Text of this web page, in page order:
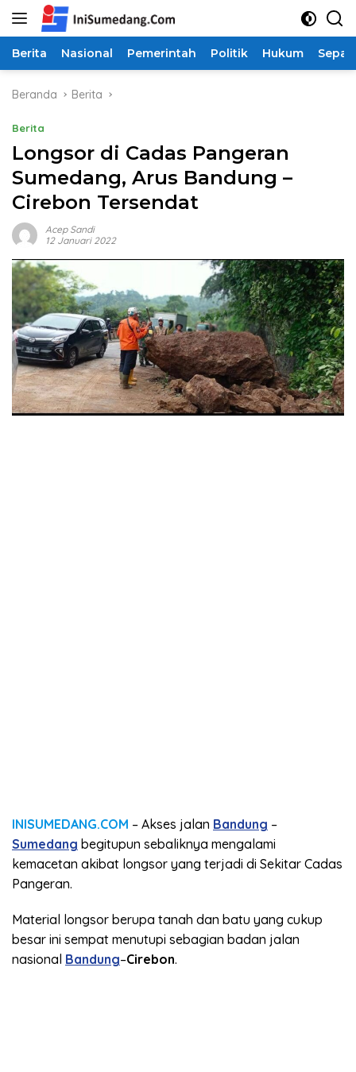
Langsung
Berita Nasional Pemerintah Politik Hukum
Beranda Berita
Berita
Longsor di Cadas Pangeran
Sumedang, Arus Bandung –
Cirebon Tersendat
Acep Sandi
12 Januari 2022
INISUMEDANG.COM – Akses jalan Bandung –
Sumedang begitupun sebaliknya mengalami
kemacetan akibat longsor yang terjadi di Sekitar Cadas
Pangeran.
Material longsor berupa tanah dan batu yang cukup
besar ini sempat menutupi sebagian badan jalan
nasional Bandung–Cirebon.